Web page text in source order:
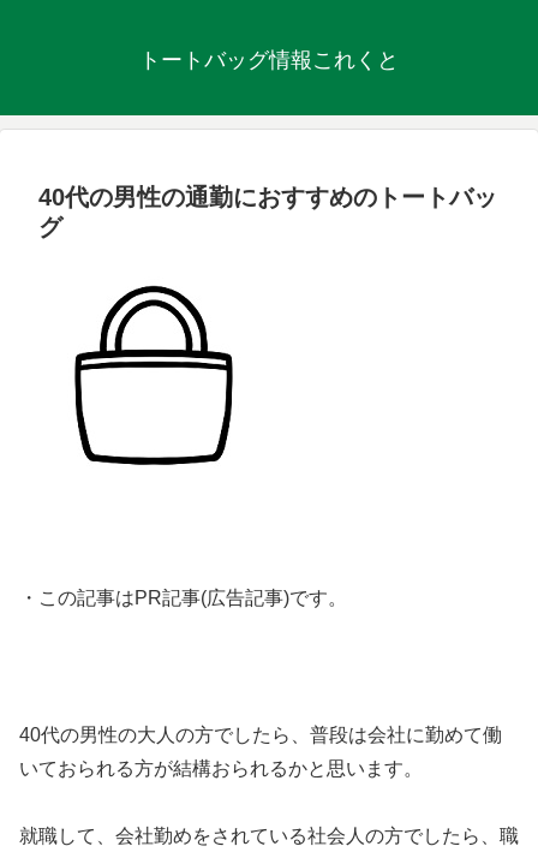
トートバッグ情報これくと
40代の男性の通勤におすすめのトートバッ
グ
・この記事はPR記事(広告記事)です。
40代の男性の大人の方でしたら、普段は会社に勤めて働
いておられる方が結構おられるかと思います。
就職して、会社勤めをされている社会人の方でしたら、職